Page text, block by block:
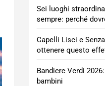
Sei luoghi
sempre: perché
Capelli Lisci e
ottenere questo
Bandiere Verdi
bambini